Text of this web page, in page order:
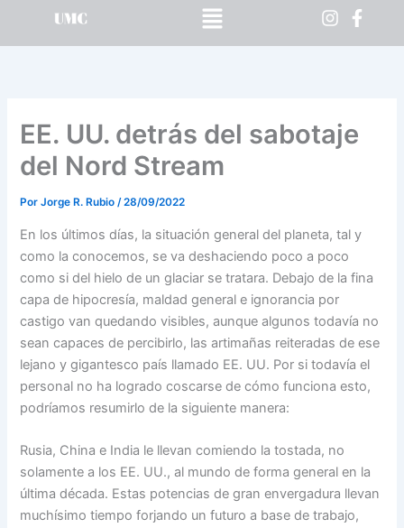
Menú
EE. UU. detrás del sabotaje
del Nord Stream
PorJorge R. Rubio/28/09/2022
En los últimos días, la situación general del planeta, tal y
como la conocemos, se va deshaciendo poco a poco
como si del hielo de un glaciar se tratara. Debajo de la fina
capa de hipocresía, maldad general e ignorancia por
castigo van quedando visibles, aunque algunos todavía no
sean capaces de percibirlo, las artimañas reiteradas de ese
lejano y gigantesco país llamado EE. UU. Por si todavía el
personal no ha logrado coscarse de cómo funciona esto,
podríamos resumirlo de la siguiente manera:
Rusia, China e India le llevan comiendo la tostada, no
solamente a los EE. UU., al mundo de forma general en la
última década. Estas potencias de gran envergadura llevan
muchísimo tiempo forjando un futuro a base de trabajo,